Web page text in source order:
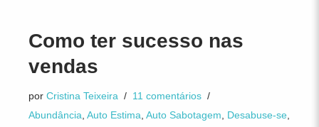
Como ter sucesso nas
vendas
por Cristina Teixeira
11 comentários
Abundância Auto Estima Auto Sabotagem Desabuse-se